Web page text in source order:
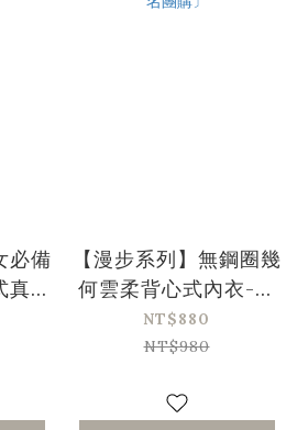
必備
真絲
A-
【漫步系列】無鋼圈幾
何雲柔背心式內衣-高
級灰色(32/70-
40/90、A-C)
團購〕
NT$880
NT$980